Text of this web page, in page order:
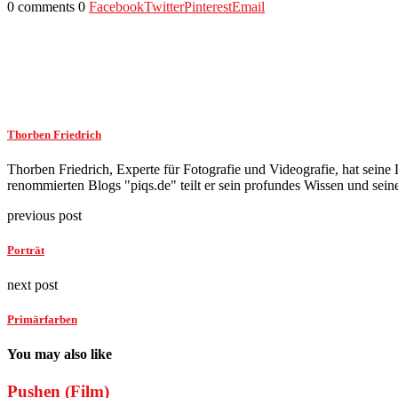
0 comments 0 FacebookTwitterPinterestEmail
Thorben Friedrich
Thorben Friedrich, Experte für Fotografie und Videografie, hat
renommierten Blogs "piqs.de" teilt er sein profundes Wissen und
previous post
Porträt
next post
Primärfarben
You may also like
Pushen (Film)